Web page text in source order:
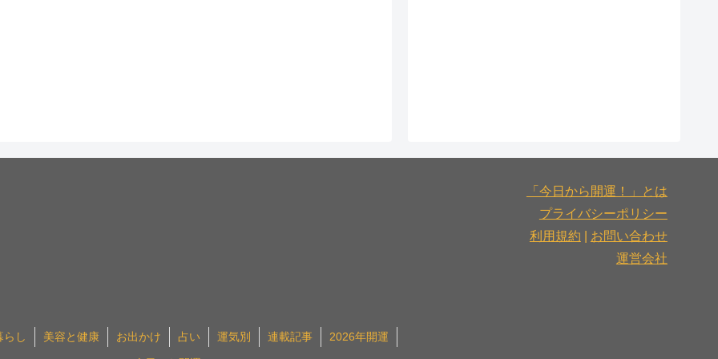
「今日から開運！」とは
プライバシーポリシー
利用規約
お問い合わせ
運営会社
らし 美容と健康 お出かけ 占い 運気別 連載記事 2026年開運